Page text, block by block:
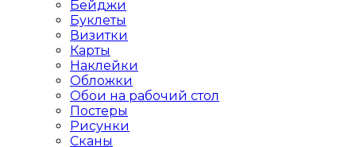
Бейджи
Буклеты
Визитки
Карты
Наклейки
Обложки
Обои на рабочий стол
Постеры
Рисунки
Сканы